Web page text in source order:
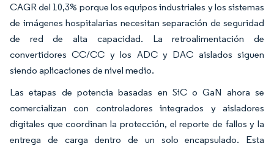
CAGR del 10,3% porque los equipos industriales y los sistemas
de imágenes hospitalarias necesitan separación de seguridad
de red de alta capacidad. La retroalimentación de
convertidores CC/CC y los ADC y DAC aislados siguen
siendo aplicaciones de nivel medio.
Las etapas de potencia basadas en SiC o GaN ahora se
comercializan con controladores integrados y aisladores
digitales que coordinan la protección, el reporte de fallos y la
entrega de carga dentro de un solo encapsulado. Esta